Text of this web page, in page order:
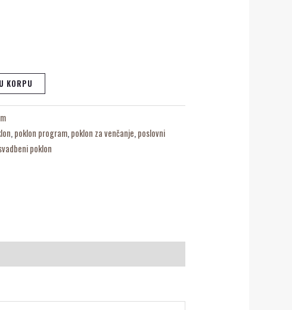
KORPU
,poklon program,poklon za venčanje,poslovni
poklon